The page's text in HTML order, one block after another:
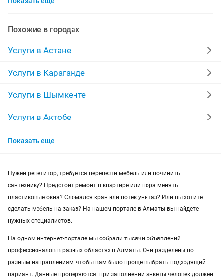
ремонт телевизоров
мебель на заказ
уколы на дому вывоз мусора
москитные сетки
ремонт стиральных машин
грузоперевозки газель
прихожая двери сборка мебели ремонт
Похожие в городах
Услуги в Астане
Услуги в Караганде
Услуги в Шымкенте
Услуги в Актобе
Услуги в Костанае
Услуги в Павлодаре
Услуги в Уральске
Услуги в Казахстане
Показать еще
Нужен репетитор, требуется перевезти мебель или починить
сантехнику? Предстоит ремонт в квартире или пора менять
пластиковые окна? Сломался кран или потек унитаз? Или вы хотите
сделать мебель на заказ? На нашем портале в Алматы вы найдете
нужных специалистов.
На одном интернет-портале мы собрали тысячи объявлений
профессионалов в разных областях в Алматы. Они разделены по
разным направлениям, чтобы вам было проще выбрать подходящий
вариант. Данные проверяются: при заполнении анкеты человек должен